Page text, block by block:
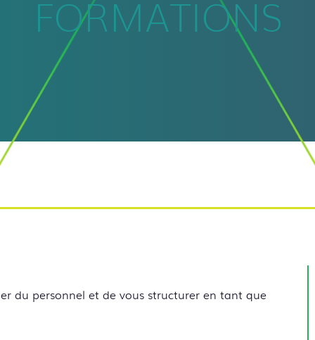
FORMATIONS
du personnel et de vous structurer en tant que